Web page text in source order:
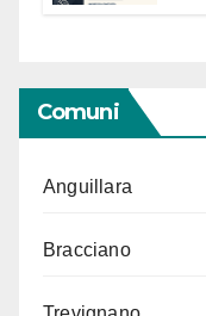
Comuni
Anguillara
Bracciano